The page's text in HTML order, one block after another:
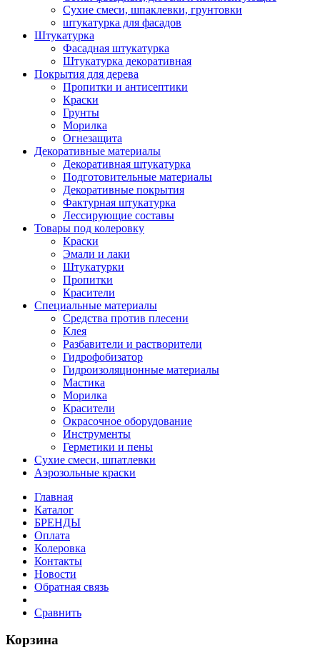
Сухие смеси, шпаклевки, грунтовки
штукатурка для фасадов
Штукатурка
Фасадная штукатурка
Штукатурка декоративная
Покрытия для дерева
Пропитки и антисептики
Краски
Грунты
Морилка
Огнезащита
Декоративные материалы
Декоративная штукатурка
Подготовительные материалы
Декоративные покрытия
Фактурная штукатурка
Лессирующие составы
Товары под колеровку
Краски
Эмали и лаки
Штукатурки
Пропитки
Красители
Специальные материалы
Средства против плесени
Клея
Разбавители и растворители
Гидрофобизатор
Гидроизоляционные материалы
Мастика
Морилка
Красители
Окрасочное оборудование
Инструменты
Герметики и пены
Сухие смеси, шпатлевки
Аэрозольные краски
Главная
Каталог
БРЕНДЫ
Оплата
Колеровка
Контакты
Новости
Обратная связь
Сравнить
Корзина